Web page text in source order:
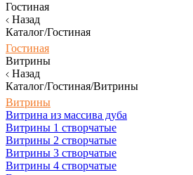
Гостиная
Назад
Каталог/Гостиная
Гостиная
Витрины
Назад
Каталог/Гостиная/Витрины
Витрины
Витрина из массива дуба
Витрины 1 створчатые
Витрины 2 створчатые
Витрины 3 створчатые
Витрины 4 створчатые